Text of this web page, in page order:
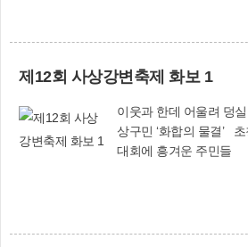
센터 2층 회의실에서 주민설명회를 가졌다
사상지역자활센터(센터장 조의종)가 맡아
라 커피전문점(2호점), 베이커리사업장(빵
시 최초의 복합 자활생산품 전시·판매 홍
산시(전국) 자활사업단에서 생산하고 있는
등 다양한 자활생산품을 저렴한 가격에 판
직접 리본공예, 빵 만들기 체험활동도 가능
초로 설치되는 ‘자활생산품 전시·판매 홍보
제12회 사상강변축제 화보 1
이웃과 한데 어울려 덩
상구민 ‘화합의 물결’ 초청가수 공연·나가수 경연
대회에 흥겨운 주민들